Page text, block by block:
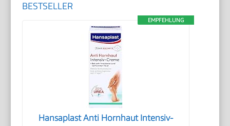
BESTSELLER
EMPFEHLUNG
Hansaplast Anti Hornhaut Intensiv-